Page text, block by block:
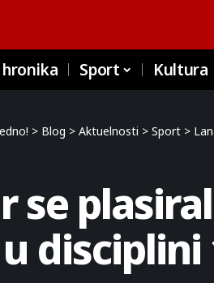
hronika Sport Kultura
> Blog > Aktuelnosti > Sport >
se